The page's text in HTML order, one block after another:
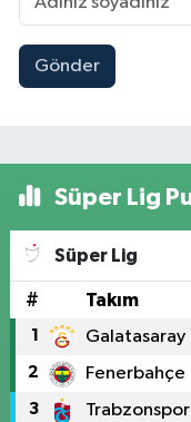
Gönder
Süper Lig
Süper Lig
# Takım
1 Galatasaray
2 Fenerbahçe
3 Trabzonspor